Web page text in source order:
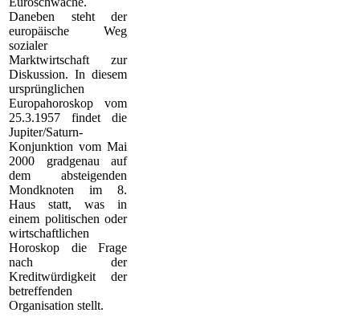
Daneben steht der
europäische Weg
sozialer
Marktwirtschaft zur
Diskussion. In diesem
ursprünglichen
Europahoroskop vom
25.3.1957 findet die
Jupiter/Saturn-
Konjunktion vom Mai
2000 gradgenau auf
dem absteigenden
Mondknoten im 8.
Haus statt, was in
einem politischen oder
wirtschaftlichen
Horoskop die Frage
nach der
Kreditwürdigkeit der
betreffenden
Organisation stellt.